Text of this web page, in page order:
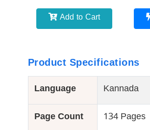
Add to Cart
Product Specifications
Language Kannada
Page Count 134 Pages